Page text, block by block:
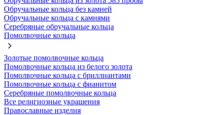
Обручальные кольца без камней
Обручальные кольца с камнями
Серебряные обручальные кольца
Помолвочные кольца
Золотые помолвочные кольца
Помолвочные кольца из белого золота
Помолвочные кольца с бриллиантами
Помолвочные кольца с фианитом
Серебряные помолвочные кольца
Все религиозные украшения
Православные изделия